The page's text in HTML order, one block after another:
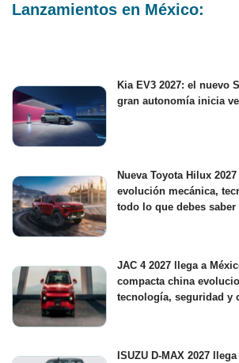
Lanzamientos en México:
Kia EV3 2027: el nuevo
gran autonomía inicia
Nueva Toyota Hilux
evolución mecánica,
todo lo que debes saber
JAC 4 2027 llega a
compacta china
tecnología, seguridad y
ISUZU D-MAX 2027